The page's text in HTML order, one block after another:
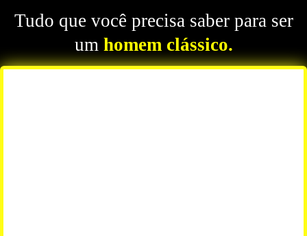
Tudo que você precisa saber para ser
um homem clássico.